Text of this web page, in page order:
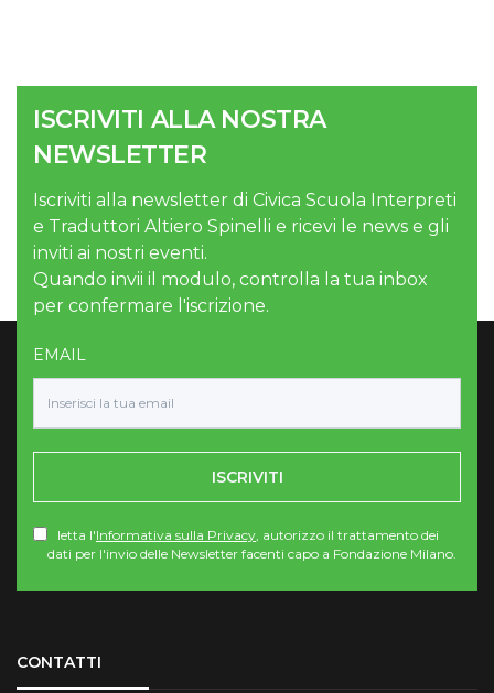
ISCRIVITI ALLA NOSTRA
NEWSLETTER
Iscriviti alla newsletter di Civica Scuola Interpreti
e Traduttori Altiero Spinelli e ricevi le news e gli
inviti ai nostri eventi.
Quando invii il modulo, controlla la tua inbox
per confermare l'iscrizione.
EMAIL
ISCRIVITI
letta l'Informativa sulla Privacy , autorizzo il trattamento dei
dati per l'invio delle Newsletter facenti capo a Fondazione Milano.
CONTATTI